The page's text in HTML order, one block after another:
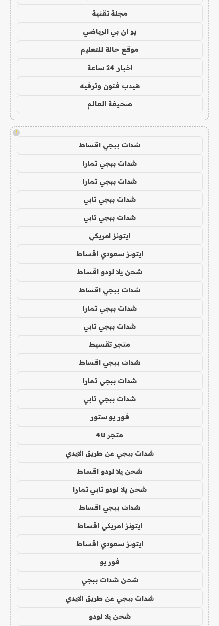
مجلة تقنية
يو ان بي الرياضي
موقع حالة للتعليم
اخبار 24 ساعة
هيدب فنون وترفيه
صحيفة العالم
!
شدات ببجي اقساط
شدات ببجي تمارا
شدات ببجي تمارا
شدات ببجي تابي
شدات ببجي تابي
ايتونز امريكي
ايتونز سعودي اقساط
شحن يلا لودو اقساط
شدات ببجي اقساط
شدات ببجي تمارا
شدات ببجي تابي
متجر تقسيط
شدات ببجي اقساط
شدات ببجي تمارا
شدات ببجي تابي
فور يو ستور
متجر 4u
شدات ببجي عن طريق الايدي
شحن يلا لودو اقساط
شحن يلا لودو تابي تمارا
شدات ببجي اقساط
ايتونز امريكي اقساط
ايتونز سعودي اقساط
فور يو
شحن شدات ببجي
شدات ببجي عن طريق الايدي
شحن يلا لودو